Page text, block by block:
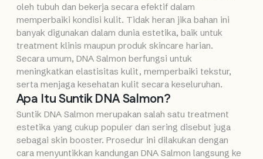
oleh tubuh dan bekerja secara efektif dalam
memperbaiki kondisi kulit. Tidak heran jika bahan ini
banyak digunakan dalam dunia estetika, baik untuk
treatment klinis maupun produk skincare harian.
Secara umum, DNA Salmon berfungsi untuk
meningkatkan elastisitas kulit, memperbaiki tekstur,
serta menjaga kesehatan kulit secara keseluruhan.
Apa Itu Suntik DNA Salmon?
Suntik DNA Salmon merupakan salah satu treatment
estetika yang cukup populer dan sering disebut juga
sebagai skin booster. Prosedur ini dilakukan dengan
cara menyuntikkan kandungan DNA Salmon langsung ke